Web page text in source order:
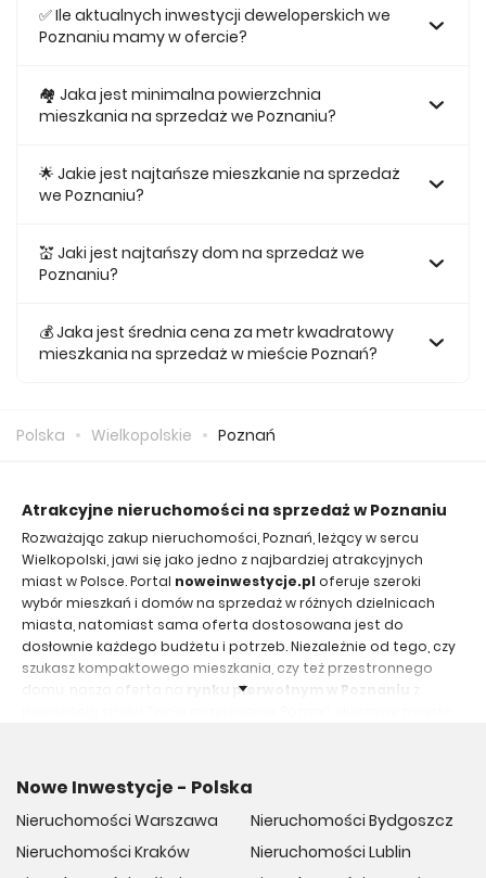
we Poznaniu.
✅ Ile aktualnych inwestycji deweloperskich we
Poznaniu mamy w ofercie?
deweloperskich we Poznaniu.
🏘 Jaka jest minimalna powierzchnia
mieszkania na sprzedaż we Poznaniu?
Poznaniu jest 25,56.
🌟 Jakie jest najtańsze mieszkanie na sprzedaż
we Poznaniu?
ofercie kosztuje 329 000 zł.
💒 Jaki jest najtańszy dom na sprzedaż we
Poznaniu?
kosztuje 499 000 zł.
💰 Jaka jest średnia cena za metr kwadratowy
mieszkania na sprzedaż w mieście Poznań?
Polska Wielkopolskie Poznań
Atrakcyjne nieruchomości na sprzedaż w Poznaniu
Rozważając zakup nieruchomości, Poznań, leżący w sercu
Wielkopolski, jawi się jako jedno z najbardziej atrakcyjnych
miast w Polsce. Portal noweinwestycje.pl oferuje szeroki
wybór mieszkań i domów na sprzedaż w różnych dzielnicach
miasta, natomiast sama oferta dostosowana jest do
dosłownie każdego budżetu i potrzeb. Niezależnie od tego, czy
szukasz kompaktowego mieszkania, czy też przestronnego
domu, nasza oferta na
rynku pierwotnym w Poznaniu
aglomerację idealnym miejscem do życia i inwestowania.
Co wyróżnia Poznań na rynku pierwotnym?
Poznań, będący jednym z najstarszych miast Polski,
dynamicznie rozwija się jako kluczowy ośrodek gospodarczy i
Nowe Inwestycje - Polska
Nieruchomości Warszawa
Nieruchomości Kraków
Nieruchomości Bydgoszcz
Nieruchomości Lublin